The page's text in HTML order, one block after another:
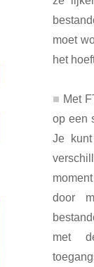
moet
het
Met
op een
Je
door
met